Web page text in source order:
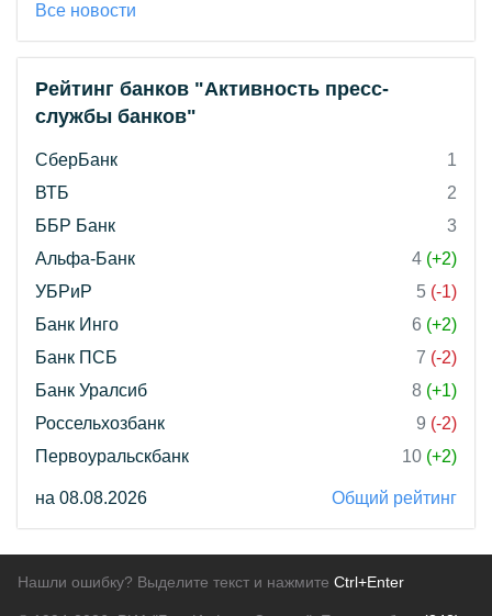
Все новости
Рейтинг банков "Активность пресс-
службы банков"
СберБанк
1
ВТБ
2
ББР Банк
3
Альфа-Банк
4 (+2)
УБРиР
5 (-1)
Банк Инго
6 (+2)
Банк ПСБ
7 (-2)
Банк Уралсиб
8 (+1)
Россельхозбанк
9 (-2)
Первоуральскбанк
10 (+2)
на 08.08.2026 Общий рейтинг
Нашли ошибку? Выделите текст и нажмите Ctrl+Enter